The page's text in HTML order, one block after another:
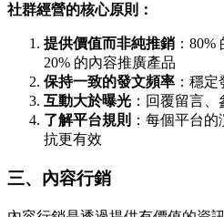
社群經營的核心原則：
提供價值而非純推銷 ：
20% 的內容推廣產品
保持一致的發文頻率 ：穩
互動大於曝光 ：回覆留言
了解平台規則 ：每個平台
抗更有效
三、內容行銷